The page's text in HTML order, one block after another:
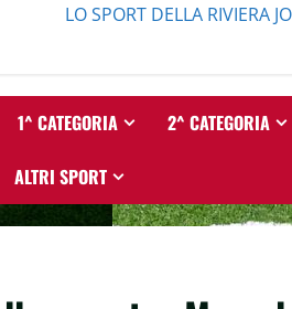
LO SPORT DELLA RIVIERA
1^ CATEGORIA 2^ CATEGORIA
ALTRI SPORT